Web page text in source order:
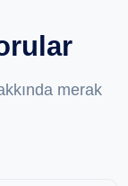
merak